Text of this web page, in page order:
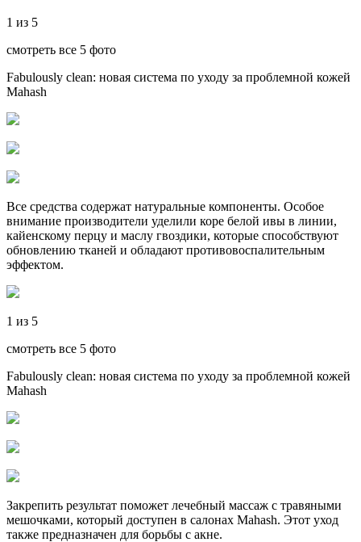
1 из 5
смотреть все 5 фото
Fabulously clean: новая система по уходу за проблемной кожей
Mahash
Все средства cодержат натуральные компоненты. Особое
внимание производители уделили коре белой ивы в линии,
кайенскому перцу и маслу гвоздики, которые способствуют
обновлению тканей и обладают противовоспалительным
эффектом.
1 из 5
смотреть все 5 фото
Fabulously clean: новая система по уходу за проблемной кожей
Mahash
Закрепить результат поможет лечебный массаж с травяными
мешочками, который доступен в салонах Mahash. Этот уход
также предназначен для борьбы с акне.